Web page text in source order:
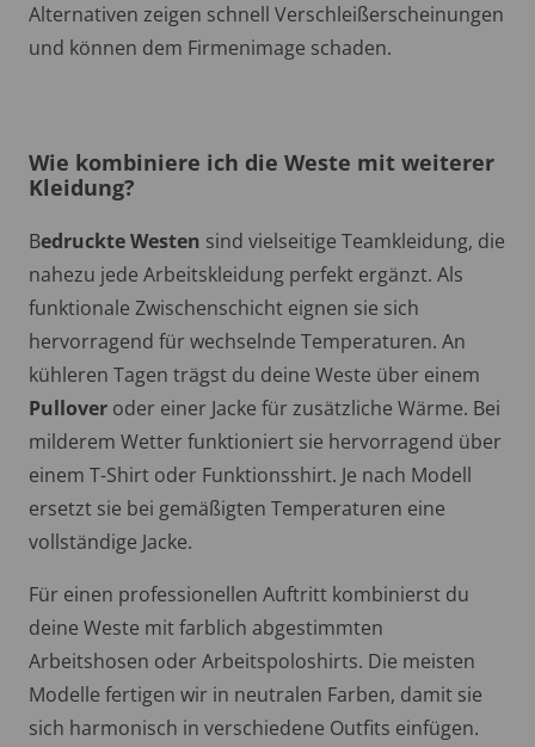
Alternativen zeigen schnell Verschleißerscheinungen
und können dem Firmenimage schaden.
Wie kombiniere ich die Weste mit weiterer
Kleidung?
Bedruckte Westen sind vielseitige Teamkleidung, die
nahezu jede Arbeitskleidung perfekt ergänzt. Als
funktionale Zwischenschicht eignen sie sich
hervorragend für wechselnde Temperaturen. An
kühleren Tagen trägst du deine Weste über einem
Pullover oder einer Jacke für zusätzliche Wärme. Bei
milderem Wetter funktioniert sie hervorragend über
einem T-Shirt oder Funktionsshirt. Je nach Modell
ersetzt sie bei gemäßigten Temperaturen eine
vollständige Jacke.
Für einen professionellen Auftritt kombinierst du
deine Weste mit farblich abgestimmten
Arbeitshosen oder Arbeitspoloshirts. Die meisten
Modelle fertigen wir in neutralen Farben, damit sie
sich harmonisch in verschiedene Outfits einfügen.